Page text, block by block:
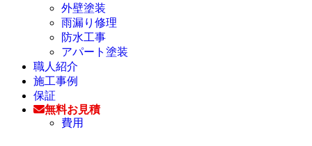
外壁塗装
雨漏り修理
防水工事
アパート塗装
職人紹介
施工事例
保証
無料お見積
費用